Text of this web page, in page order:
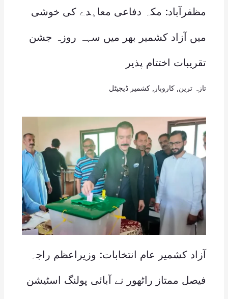
مظفرآباد: مکہ دفاعی معاہدے کی خوشی
میں آزاد کشمیر بھر میں سہہ روزہ جشن
تقریبات اختتام پذیر
تازہ ترین کاروبار کشمیر ڈیجیٹل
آزاد کشمیر عام انتخابات: وزیراعظم راجہ
فیصل ممتاز راٹھور نے آبائی پولنگ اسٹیشن